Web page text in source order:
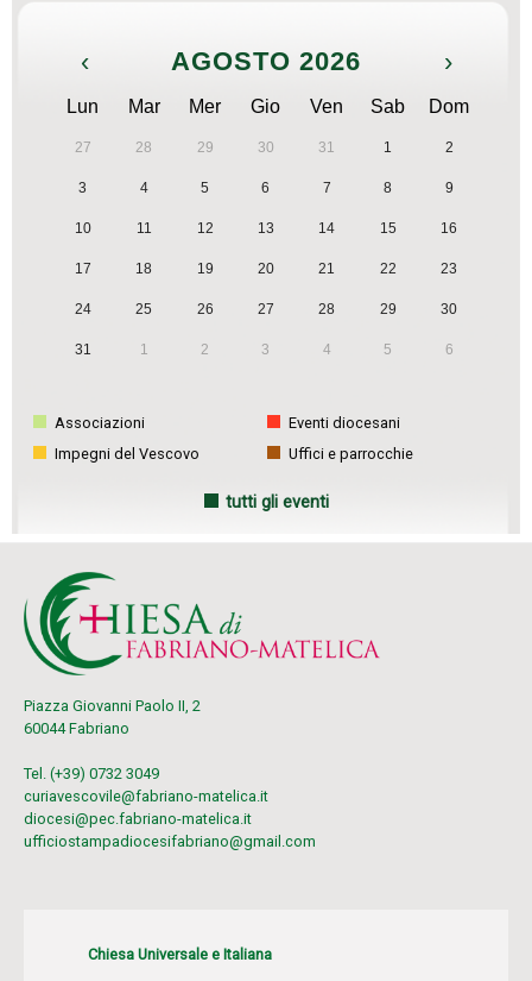
‹ AGOSTO 2026 ›
Lun Mar Mer Gio Ven Sab Dom
27 28 29 30 31 1 2
3 4 5 6 7 8 9
10 11 12 13 14 15 16
17 18 19 20 21 22 23
24 25 26 27 28 29 30
31 1 2 3 4 5 6
Associazioni
Eventi diocesani
Impegni del Vescovo
Uffici e parrocchie
tutti gli eventi
Piazza Giovanni Paolo II, 2
60044 Fabriano
Tel. (+39) 0732 3049
curiavescovile@fabriano-matelica.it
diocesi@pec.fabriano-matelica.it
ufficiostampadiocesifabriano@gmail.com
Chiesa Universale e Italiana